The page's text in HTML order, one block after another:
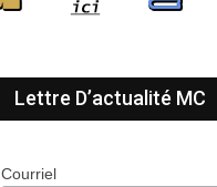
Lettre D’actualité MC
Courriel